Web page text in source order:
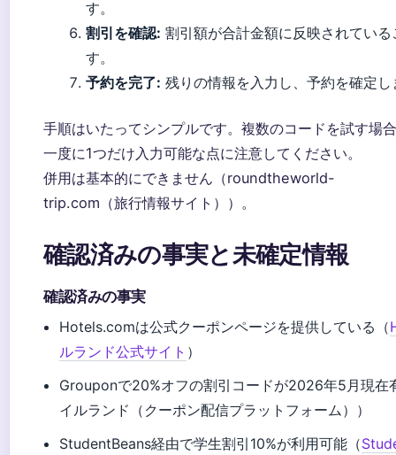
す。
割引を確認: 割引額が合計金額に反映されてい
す。
予約を完了: 残りの情報を入力し、予約を確定し
手順はいたってシンプルです。複数のコードを試す場
一度に1つだけ入力可能な点に注意してください。
併用は基本的にできません（roundtheworld-
trip.com（旅行情報サイト））。
確認済みの事実と未確定情報
確認済みの事実
Hotels.comは公式クーポンページを提供している（
ルランド公式サイト ）
Grouponで20%オフの割引コードが2026年5月現在
イルランド（クーポン配信プラットフォーム））
StudentBeans経由で学生割引10%が利用可能（